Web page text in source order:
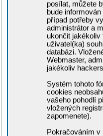
posílat, můžete
bude
případ potřeby
administrátor a
ukončit
uživatel(ka)
databázi.
Webmaster,
jakékoliv
Systém tohoto
cookies
vašeho pohodlí
vložených
zapomenete).
Pokračováním v